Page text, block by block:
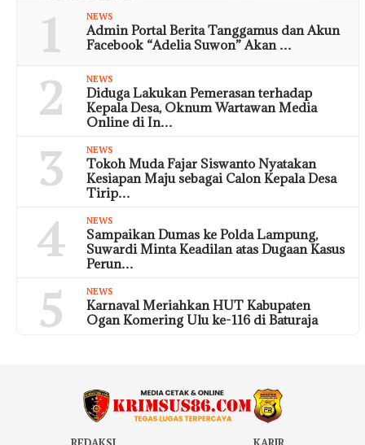
1 NEWS
Admin Portal Berita Tanggamus dan Akun
Facebook “Adelia Suwon” Akan …
2 NEWS
Diduga Lakukan Pemerasan terhadap
Kepala Desa, Oknum Wartawan Media
Online di In…
3 NEWS
Tokoh Muda Fajar Siswanto Nyatakan
Kesiapan Maju sebagai Calon Kepala Desa
Tirip…
4 NEWS
Sampaikan Dumas ke Polda Lampung,
Suwardi Minta Keadilan atas Dugaan Kasus
Perun…
5 NEWS
Karnaval Meriahkan HUT Kabupaten
Ogan Komering Ulu ke-116 di Baturaja